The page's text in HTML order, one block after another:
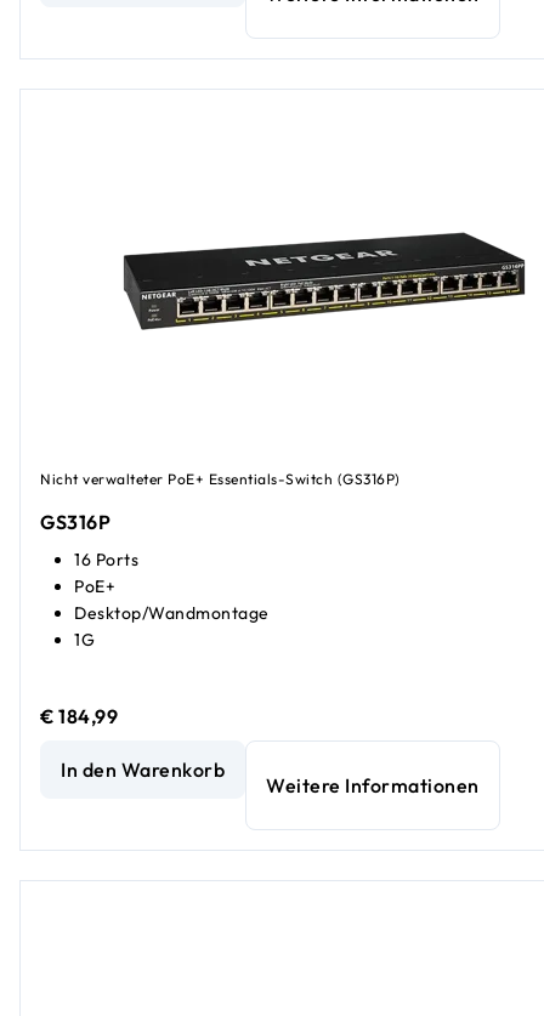
Nicht verwalteter PoE+ Essentials-Switch (GS316P)
GS316P
16 Ports
PoE+
Desktop/Wandmontage
1G
€ 184,99
16-Port-Gigabit-Ethernet-Unmanaged-PoE+-Essentials-
In den Warenkorb
Weitere Informationen